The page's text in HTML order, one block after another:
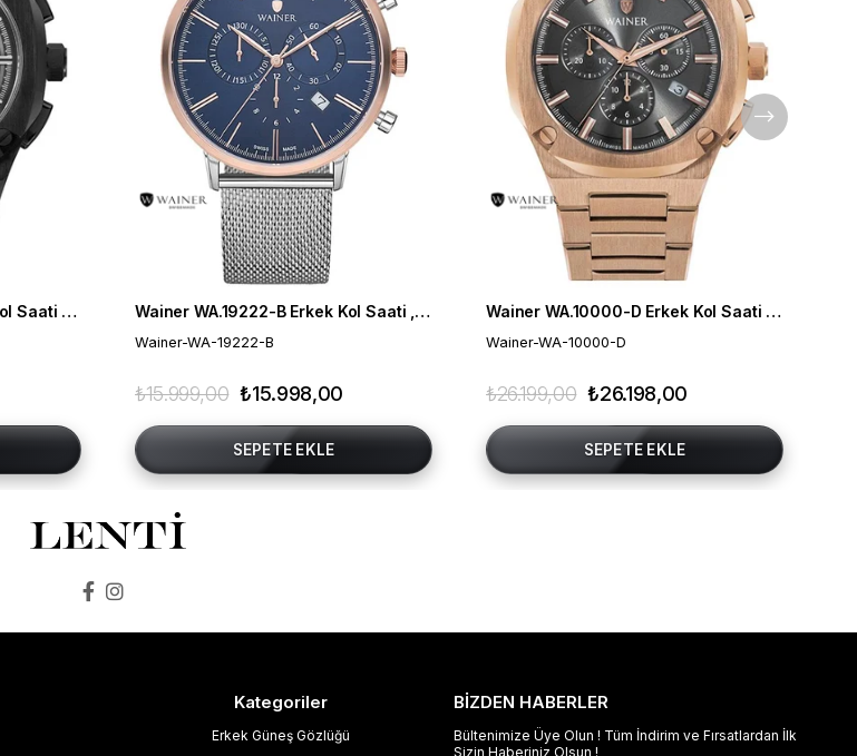
Wainer WA.10000-E Erkek Kol Saati , Swiss Made , Safir Cam Wainer WA.19222-B Erkek Kol Saati , Swiss Made , Safir Cam
Wainer-WA-19222-B
₺15.998,00
₺15.999,00
SEPETE EKLE
Wainer WA.10000-D Erkek Kol Saati , Swiss Made , Safir Cam
Wainer-WA-10000-D
₺26.198,00
₺26.199,00
SEPETE EKLE
Kategoriler
Erkek Güneş Gözlüğü
BİZDEN HABERLER
Bültenimize Üye Olun ! Tüm İndirim ve Fırsatlardan İlk
Sizin Haberiniz Olsun !